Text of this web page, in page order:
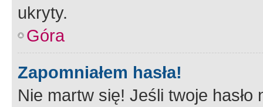
ukryty.
Góra
Zapomniałem hasła!
Nie martw się! Jeśli twoje